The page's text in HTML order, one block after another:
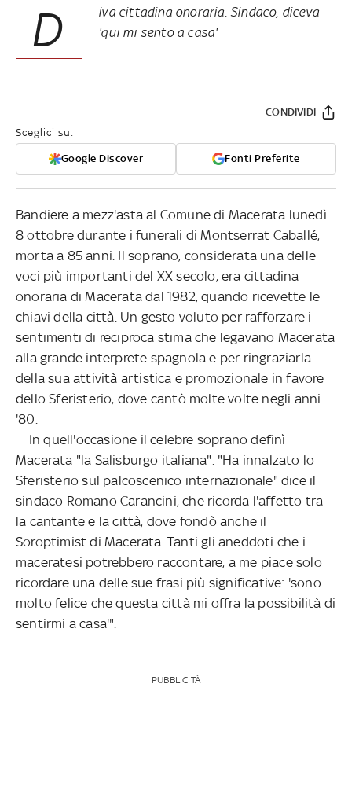
D
iva cittadina onoraria. Sindaco, diceva
'qui mi sento a casa'
Sceglici su:
Google Discover Fonti Preferite
CONDIVIDI
Bandiere a mezz'asta al Comune di Macerata lunedì
8 ottobre durante i funerali di Montserrat Caballé,
morta a 85 anni. Il soprano, considerata una delle
voci più importanti del XX secolo, era cittadina
onoraria di Macerata dal 1982, quando ricevette le
chiavi della città. Un gesto voluto per rafforzare i
sentimenti di reciproca stima che legavano Macerata
alla grande interprete spagnola e per ringraziarla
della sua attività artistica e promozionale in favore
dello Sferisterio, dove cantò molte volte negli anni
'80.
In quell'occasione il celebre soprano definì
Macerata "la Salisburgo italiana". "Ha innalzato lo
Sferisterio sul palcoscenico internazionale" dice il
sindaco Romano Carancini, che ricorda l'affetto tra
la cantante e la città, dove fondò anche il
Soroptimist di Macerata. Tanti gli aneddoti che i
maceratesi potrebbero raccontare, a me piace solo
ricordare una delle sue frasi più significative: 'sono
molto felice che questa città mi offra la possibilità di
sentirmi a casa'".
PUBBLICITÀ